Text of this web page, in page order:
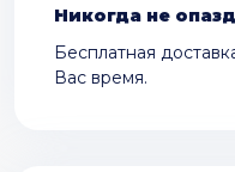
Никогда не
Бесплатная
Вас время.